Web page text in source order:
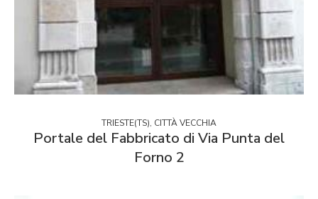
TRIESTE(TS), CITTÀ VECCHIA
Portale del Fabbricato di Via Punta del
Forno 2